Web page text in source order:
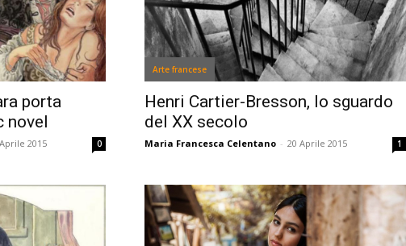
porta
novel
2015 0
Arte francese
Henri Cartier-Bresson, lo sguardo
del XX secolo
Maria Francesca Celentano - 20 Aprile 2015 1